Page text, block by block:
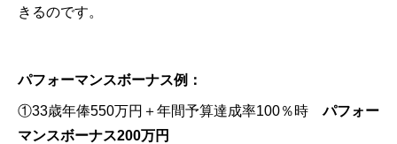
きるのです。
パフォーマンスボーナス例：
①33歳年俸550万円＋年間予算達成率100％時パフォー
マンスボーナス200万円